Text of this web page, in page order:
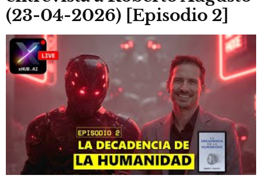
(23-04-2026) [Episodio 2]